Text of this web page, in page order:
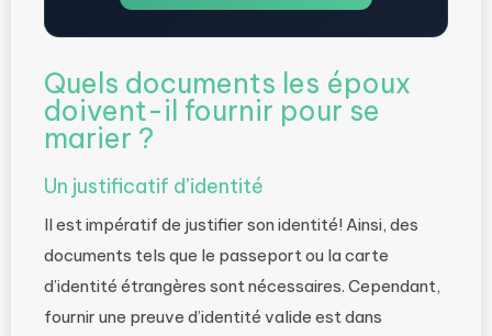
Quels documents les époux
doivent-il fournir pour se
marier ?
Un justificatif d’identité
Il est impératif de justifier son identité! Ainsi, des
documents tels que le passeport ou la carte
d’identité étrangères sont nécessaires. Cependant,
fournir une preuve d’identité valide est dans